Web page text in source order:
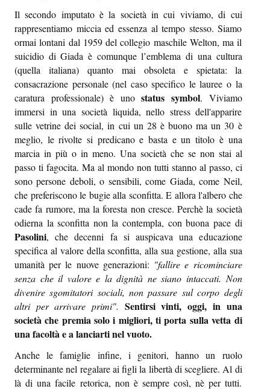
Il secondo imputato è la società in cui viviamo, di cui
rappresentiamo miccia ed essenza al tempo stesso. Siamo
ormai lontani dal 1959 del collegio maschile Welton, ma il
suicidio di Giada è comunque l’emblema di una cultura
(quella italiana) quanto mai obsoleta e spietata: la
consacrazione personale (nel caso specifico le lauree o la
caratura professionale) è unostatus symbol. Viviamo
immersi in una società liquida, nello stress dell'apparire
sulle vetrine dei social, in cui un 28 è buono ma un 30 è
meglio, le rivolte si predicano e basta e un titolo è una
marcia in più o in meno. Una società che se non stai al
passo ti fagocita. Ma al mondo non tutti stanno al passo, ci
sono persone deboli, o sensibili, come Giada, come Neil,
che preferiscono le bugie alla sconfitta. E allora l'albero che
cade fa rumore, ma la foresta non cresce. Perchè la società
odierna la sconfitta non la contempla, con buona pace di
Pasolini, che decenni fa si auspicava una educazione
specifica al valore della sconfitta, alla sua gestione, alla sua
umanità per le nuove generazioni: "fallire e ricominciare
senza che il valore e la dignità ne siano intaccati. Non
divenire sgomitatori sociali, non passare sul corpo degli
altri per arrivare primi". Sentirsi vinti, oggi, in una
società che premia solo i migliori, ti porta sulla vetta di
una facoltà e a lanciarti nel vuoto.
Anche le famiglie infine, i genitori, hanno un ruolo
determinante nel regalare ai figli la libertà di scegliere. Al di
là di una facile retorica, non è sempre così, nè per tutti.